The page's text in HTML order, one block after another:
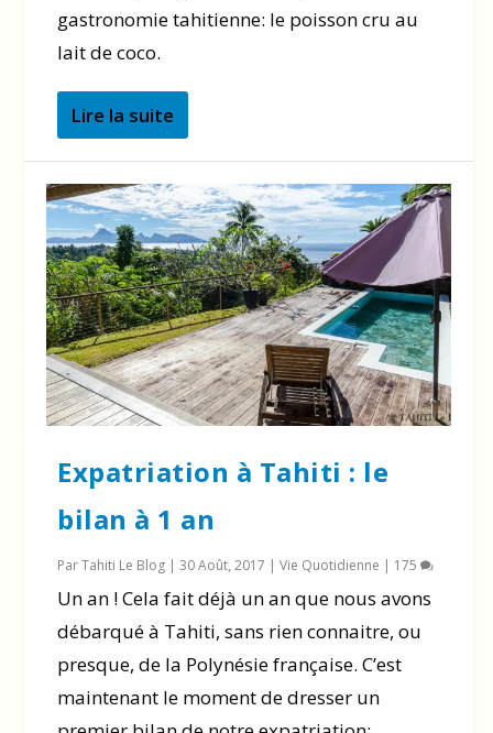
gastronomie tahitienne: le poisson cru au
lait de coco.
Lire la suite
Expatriation à Tahiti : le
bilan à 1 an
ParTahiti Le Blog |30 Août, 2017 |Vie Quotidienne | 175
Un an ! Cela fait déjà un an que nous avons
débarqué à Tahiti, sans rien connaitre, ou
presque, de la Polynésie française. C’est
maintenant le moment de dresser un